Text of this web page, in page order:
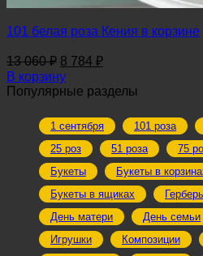
101 белая роза Кения в корзине
13 060₽ Первоначальная
цена
составляла
060 ₽.
8 784 ₽Текущая
8
В корзину
Популярные разделы
1 сентября 101 роза
25 роз
51 роза 75
Букеты
Букеты в
Букеты в ящиках
День матери
День семьи
Игрушки
Композиции